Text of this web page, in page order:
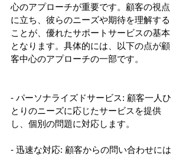
心のアプローチが重要です。顧客の視点
に立ち、彼らのニーズや期待を理解する
ことが、優れたサポートサービスの基本
となります。具体的には、以下の点が顧
客中心のアプローチの一部です。
- パーソナライズドサービス: 顧客一人ひ
とりのニーズに応じたサービスを提供
し、個別の問題に対応します。
- 迅速な対応: 顧客からの問い合わせには